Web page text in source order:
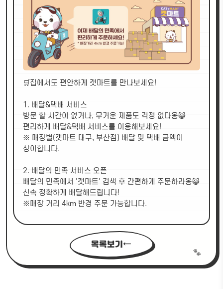
🛒집에서도 편안하게 캣마트를 만나보세요!
1. 배달&택배 서비스
방문 할 시간이 없거나, 무거운 제품도 걱정 없다옹😺
편리하게 배달&택배 서비스를 이용해보세요!
※ 매장별(캣마트 대구, 부산점) 배달 및 택배 금액이
상이합니다.
2. 배달의 민족 서비스 오픈
배달의 민족에서 '캣마트' 검색 후 간편하게 주문하라옹😺
신속 정확하게 배달해드립니다!
※매장 거리 4km 반경 주문 가능합니다.
목록보기